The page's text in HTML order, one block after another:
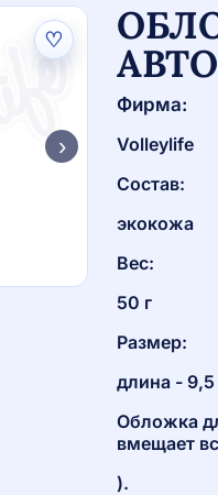
♡
›
Фирма:
Volleylife
Состав:
экокожа
Вес:
50 г
Размер:
длина -
Обложка
вмещает
).